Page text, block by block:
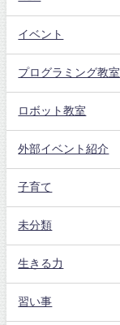
イベント
プログラミング教室
ロボット教室
外部イベント紹介
子育て
未分類
生きる力
習い事